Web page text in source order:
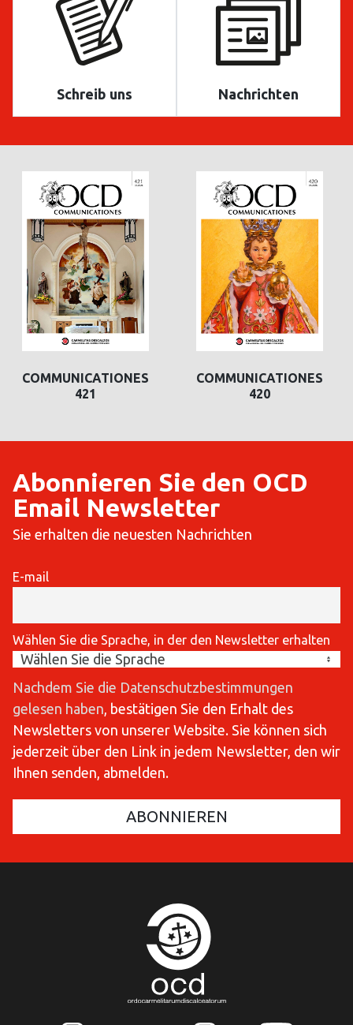
Schreib uns Nachrichten
COMMUNICATIONES
421
COMMUNICATIONES
420
Abonnieren Sie den OCD
Email Newsletter
Sie erhalten die neuesten Nachrichten
E-mail
Wählen Sie die Sprache, in der den Newsletter erhalten
Nachdem Sie die Datenschutzbestimmungen
gelesen haben, bestätigen Sie den Erhalt des
Newsletters von unserer Website. Sie können sich
jederzeit über den Link in jedem Newsletter, den wir
Ihnen senden, abmelden.